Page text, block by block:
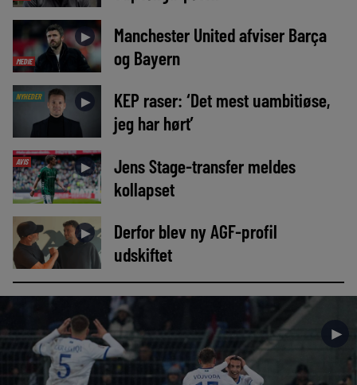
MEDIE
►
Manchester United afviser Barça
og Bayern
NYHEDER ►
KEP raser: ‘Det mest uambitiøse,
jeg har hørt’
AVIS ►
Jens Stage-transfer meldes
kollapset
►
Derfor blev ny AGF-profil
udskiftet
►